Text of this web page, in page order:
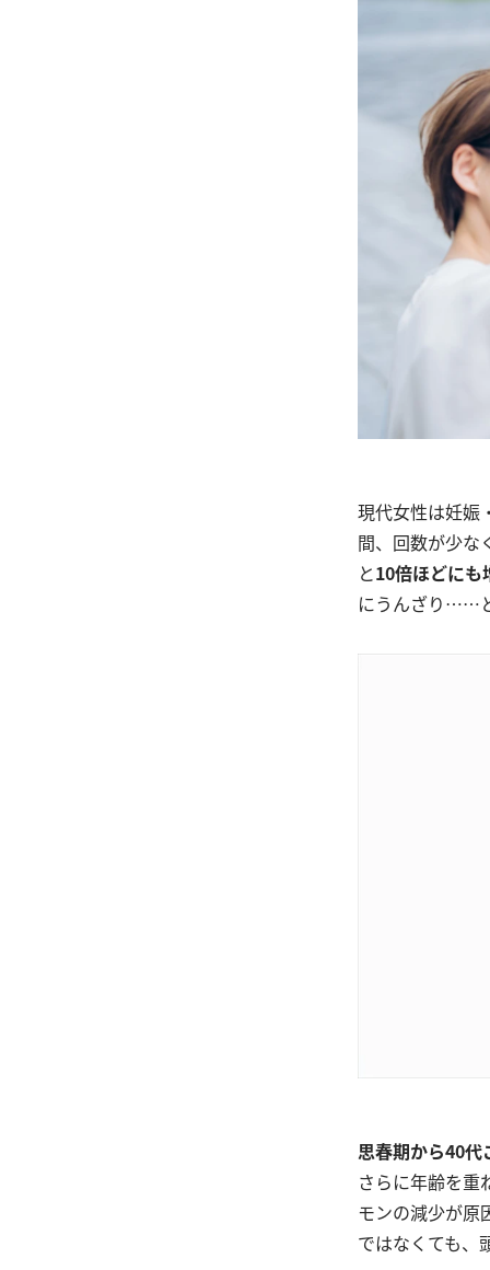
現代女性は妊娠
間、回数が少な
と10倍ほどにも
にうんざり……
思春期から40
さらに年齢を重
モンの減少が原
ではなくても、